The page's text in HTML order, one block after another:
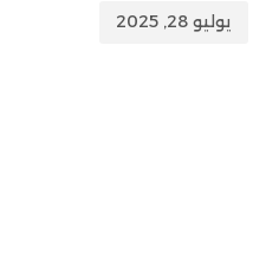
يوليو 28, 2025